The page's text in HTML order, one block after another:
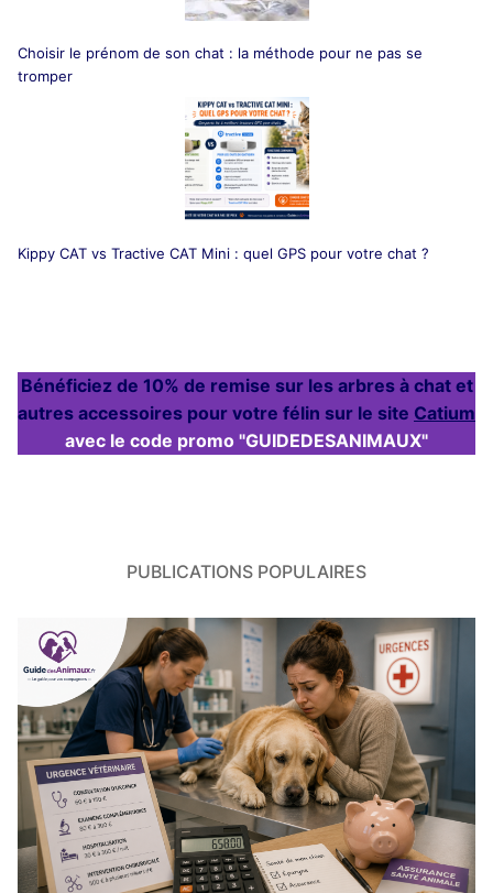
Choisir le prénom de son chat : la méthode pour ne pas se
tromper
Kippy CAT vs Tractive CAT Mini : quel GPS pour votre chat ?
Bénéficiez de 10% de remise sur les arbres à chat et
autres accessoires pour votre félin sur le site Catium
avec le code promo "GUIDEDESANIMAUX"
PUBLICATIONS POPULAIRES